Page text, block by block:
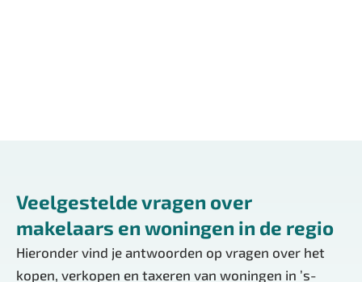
Veelgestelde vragen over
makelaars en woningen in de regio
Hieronder vind je antwoorden op vragen over het
kopen, verkopen en taxeren van woningen in ’s-